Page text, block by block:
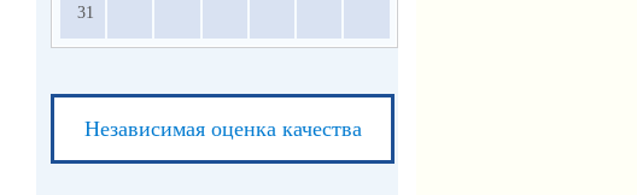
31
Независимая оценка качества